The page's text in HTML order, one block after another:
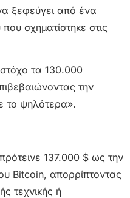
ξεφεύγει από ένα
σχηματίστηκε στις
τα 130.000
την
το ψηλότερα».
137.000 $ ως την
Bitcoin, απορρίπτοντας
τεχνικής ή